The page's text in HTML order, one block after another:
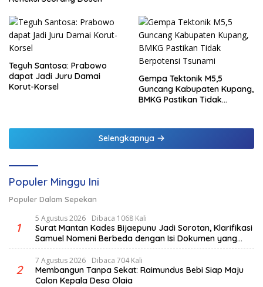
Teguh Santosa: Prabowo
dapat Jadi Juru Damai
Korut-Korsel
Gempa Tektonik M5,5
Guncang Kabupaten Kupang,
BMKG Pastikan Tidak
Selengkapnya
Populer Minggu Ini
Populer Dalam Sepekan
1
5 Agustus 2026 Dibaca 1068 Kali
Surat Mantan Kades Bijaepunu Jadi Sorotan, Klarifikasi
Samuel Nomeni Berbeda dengan Isi Dokumen yang
Beredar
2
7 Agustus 2026 Dibaca 704 Kali
Membangun Tanpa Sekat: Raimundus Bebi Siap Maju
Calon Kepala Desa Olaia